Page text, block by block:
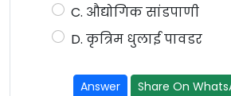
C. औद्योगिक सांडपाणी
D. कृत्रिम धुलाई पावडर
Answer Share On